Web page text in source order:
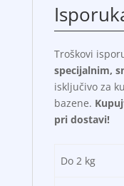
Troškovi
specijalnim,
isključivo za
bazene.
pri dostavi!
Do 2 kg